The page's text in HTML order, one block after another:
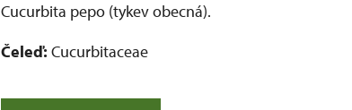
Cucurbita pepo (tykev obecná).
Čeleď: Cucurbitaceae